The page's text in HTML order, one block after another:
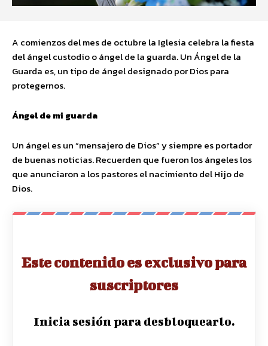
A comienzos del mes de octubre la Iglesia celebra la fiesta
del ángel custodio o ángel de la guarda. Un Ángel de la
Guarda es, un tipo de ángel designado por Dios para
protegernos.
Ángel de mi guarda
Un ángel es un “mensajero de Dios” y siempre es portador
de buenas noticias. Recuerden que fueron los ángeles los
que anunciaron a los pastores el nacimiento del Hijo de
Dios.
Este contenido es exclusivo para
suscriptores
Inicia sesión para desbloquearlo.